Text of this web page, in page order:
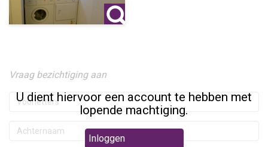
U dient hiervoor een account te hebben met
lopende machtiging.
Inloggen
Vraag bezichtiging aan